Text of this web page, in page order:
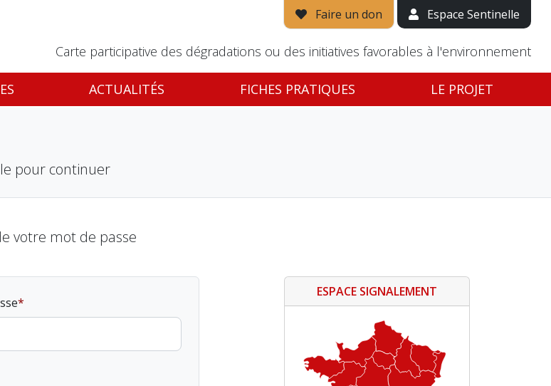
Faire un don Espace Sentinelle
Carte participative des dégradations ou des initiatives favorables à l'environnement
ACTUALITÉS FICHES PRATIQUES LE PROJET
pour continuer
votre mot de passe
ESPACE SIGNALEMENT